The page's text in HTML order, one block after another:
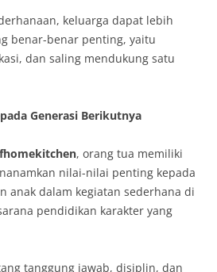
keluarga dapat lebih
benar-benar penting, yaitu
dan saling mendukung satu
Generasi Berikutnya
, orang tua memiliki
nilai-nilai penting kepada
anak dalam kegiatan sederhana di
pendidikan karakter yang
tanggung jawab, disiplin, dan